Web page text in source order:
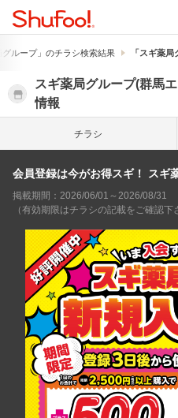
グループ」のチラシ検索結果 「スギ薬
スギ薬局グループ(群馬
情報
チラシ
会員登録は今がお得スギ！ スギ
掲載期間：2026/06/01～2026/08/31
（有効期限はチラシの記載をご確認下